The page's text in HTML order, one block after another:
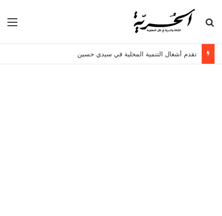
بحث عن
تقدم أشغال التنمية المحلية في سيدي حسين